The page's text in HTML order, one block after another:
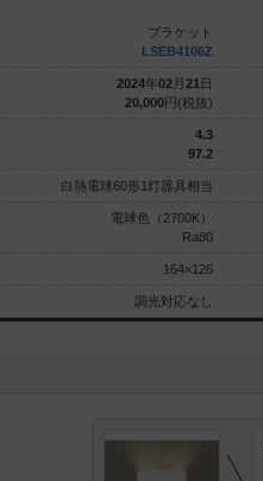
ブラケット
LSEB4106Z
2024年02月 21 日
20,000円(税抜)
4.3
97.2
白熱電球60形1灯器具相当
電球色（2700K）
Ra80
164×126
調光対応なし